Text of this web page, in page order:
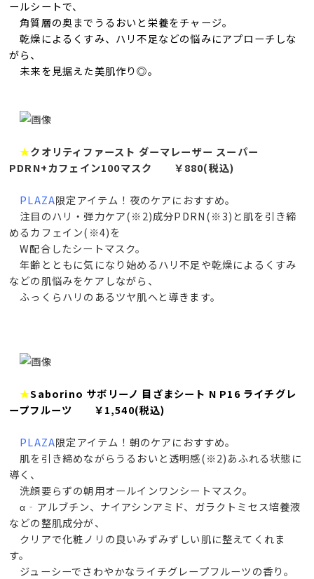
ールシートで、
角質層の奥までうるおいと栄養をチャージ。
乾燥によるくすみ、ハリ不足などの悩みにアプローチしな
がら、
未来を見据えた美肌作り◎。
★クオリティファースト ダーマレーザー スーパー
PDRN+カフェイン100マスク ￥880(税込)
PLAZA限定アイテム！夜のケアにおすすめ。
注目のハリ・弾力ケア(※2)成分PDRN(※3)と肌を引き締
めるカフェイン(※4)を
W配合したシートマスク。
年齢とともに気になり始めるハリ不足や乾燥によるくすみ
などの肌悩みをケアしながら、
ふっくらハリのあるツヤ肌へと導きます。
★Saborino サボリーノ 目ざまシート N P16 ライチグレ
ープフルーツ ￥1,540(税込)
PLAZA限定アイテム！朝のケアにおすすめ。
肌を引き締めながらうるおいと透明感(※2)あふれる状態に
導く、
洗顔要らずの朝用オールインワンシートマスク。
α‐アルブチン、ナイアシンアミド、ガラクトミセス培養液
などの整肌成分が、
クリアで化粧ノリの良いみずみずしい肌に整えてくれま
す。
ジューシーでさわやかなライチグレープフルーツの香り。